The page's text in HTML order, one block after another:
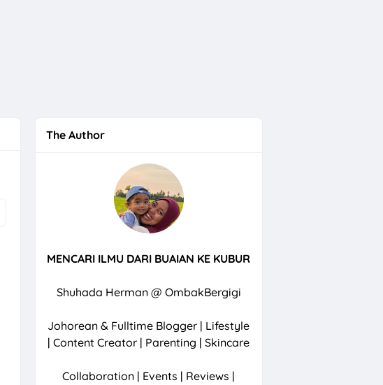
The Author
MENCARI ILMU DARI BUAIAN KE KUBUR
Shuhada Herman @ OmbakBergigi
Johorean & Fulltime Blogger | Lifestyle
| Content Creator | Parenting | Skincare
Collaboration | Events | Reviews |